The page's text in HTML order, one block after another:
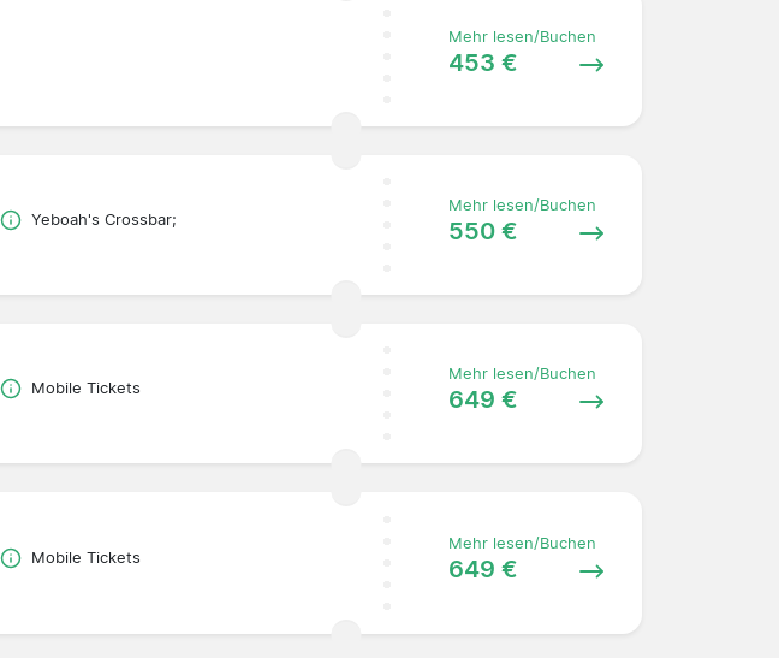
Mehr lesen/Buchen
453 €
Yeboah's Crossbar;
Mehr lesen/Buchen
550 €
Mobile Tickets
Mehr lesen/Buchen
649 €
Mobile Tickets
Mehr lesen/Buchen
649 €